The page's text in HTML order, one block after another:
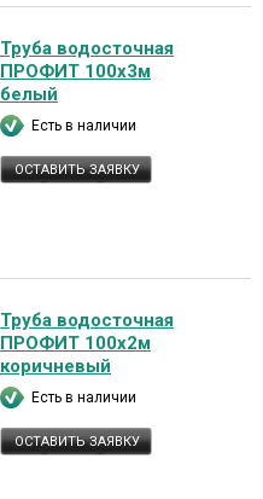
Труба водосточная
ПРОФИТ 100х3м
белый
Есть в наличии
ОСТАВИТЬ ЗАЯВКУ
Труба водосточная
ПРОФИТ 100х2м
коричневый
Есть в наличии
ОСТАВИТЬ ЗАЯВКУ